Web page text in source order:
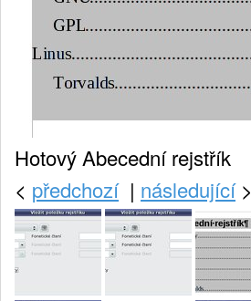
Hotový Abecední rejstřík
< předchozí| následující>